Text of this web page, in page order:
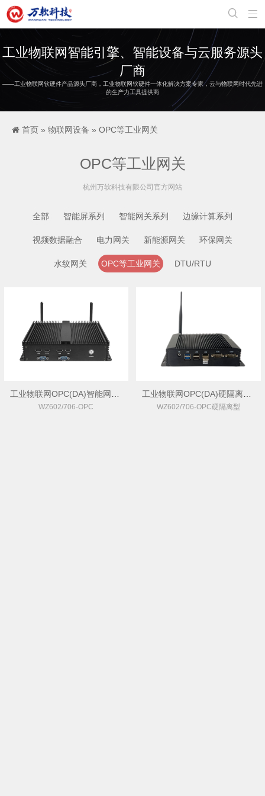


工业物联网智能引擎、智能设备与云服务源头
厂商
——工业物联网软硬件产品源头厂商，工业物联网软硬件一体化解决方案专家，云与物联网时代先进
的生产力工具提供商
首页 » 物联网设备 » OPC等工业网关
OPC等工业网关
杭州万软科技有限公司官方网站
全部 智能屏系列 智能网关系列 边缘计算系列
视频数据融合 电力网关 新能源网关 环保网关
水纹网关 OPC等工业网关 DTU/RTU
WZ602/706-OPC WZ602/706-OPC硬隔离型